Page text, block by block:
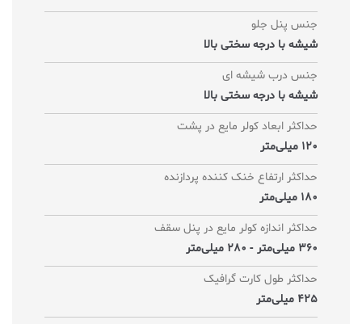
جنس پنل جلو
شیشه با درجه سختی بالا
جنس درب شیشه ای
شیشه با درجه سختی بالا
حداکثر ابعاد کولر مایع در پشت
120 میلی‌متر
حداکثر ارتفاع خنک کننده پردازنده
180 میلی‌متر
حداکثر اندازه کولر‌ مایع در پنل سقف
360 میلی‌متر - 280 میلی‌متر
حداکثر طول کارت گرافیک
425 میلی‌متر